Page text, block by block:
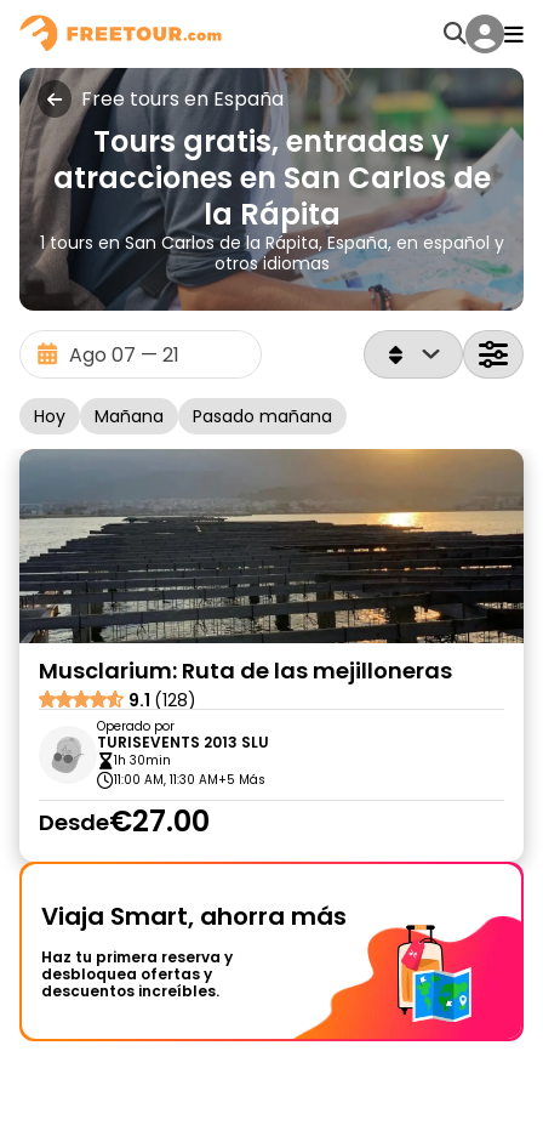
Free tours en España
Tours gratis, entradas y
atracciones en San Carlos de
la Rápita
1 tours en San Carlos de la Rápita, España, en español y
otros idiomas
Hoy Mañana Pasado mañana
Musclarium: Ruta de las mejilloneras
9.1 (128)
Operado por
TURISEVENTS 2013 SLU
1h 30min
11:00 AM, 11:30 AM+5 Más
Desde€27.00
Viaja Smart, ahorra más
Haz tu primera reserva y
desbloquea ofertas y
descuentos increíbles.